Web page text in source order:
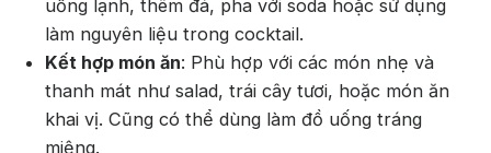
uống lạnh, thêm đá, pha với soda hoặc sử dụng
làm nguyên liệu trong cocktail.
Kết hợp món ăn: Phù hợp với các món nhẹ và
thanh mát như salad, trái cây tươi, hoặc món ăn
khai vị. Cũng có thể dùng làm đồ uống tráng
miệng.